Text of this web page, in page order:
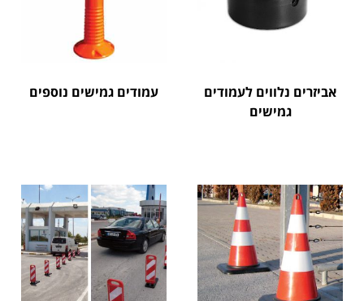
אביזרים נלווים לעמודים
גמישים
עמודים גמישים נוספים